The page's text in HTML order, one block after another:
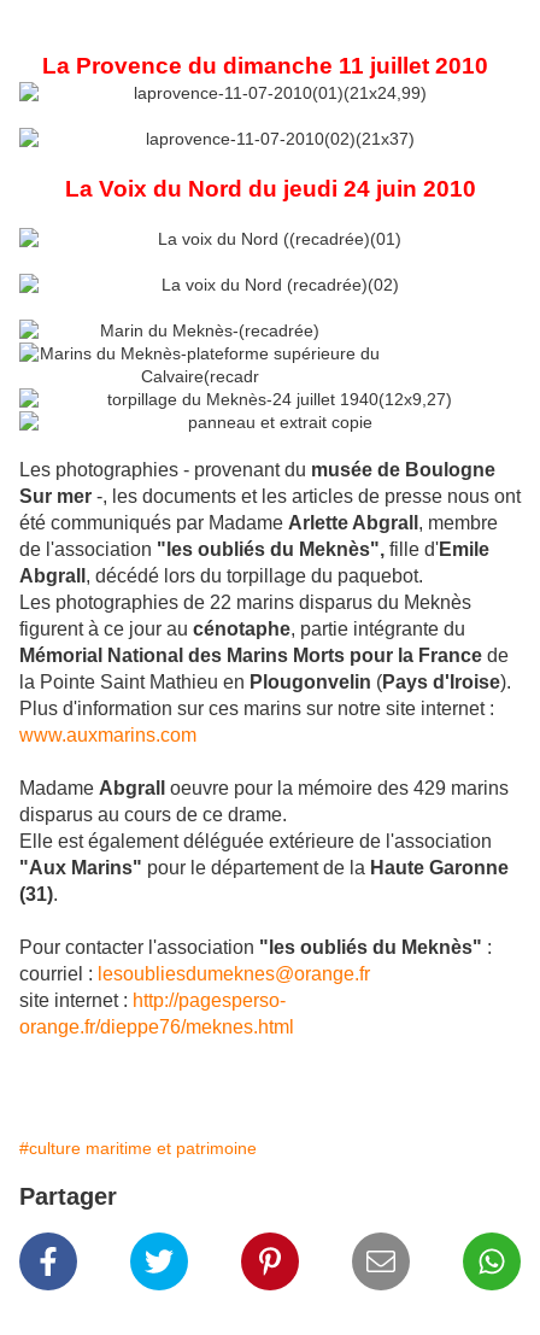
La Provence du dimanche 11 juillet 2010
La Voix du Nord du jeudi 24 juin 2010
Les photographies - provenant du musée de Boulogne
Sur mer -, les documents et les articles de presse nous ont
été communiqués par Madame Arlette Abgrall , membre
de l'association "les oubliés du Meknès", fille d'Emile
Abgrall , décédé lors du torpillage du paquebot.
Les photographies de 22 marins disparus du Meknès
figurent à ce jour au cénotaphe, partie intégrante du
Mémorial National des Marins Morts pour la France de
la Pointe Saint Mathieu en Plougonvelin (Pays d'Iroise).
Plus d'information sur ces marins sur notre site internet :
www.auxmarins.com
Madame Abgrall
oeuvre pour la mémoire des 429 marins
disparus au cours de ce drame.
Elle est également déléguée extérieure de l'association
"Aux Marins" pour le département de la Haute Garonne
(31).
Pour contacter l'association "les oubliés du Meknès" :
courriel : lesoubliesdumeknes@orange.fr
site internet : http://pagesperso-
orange.fr/dieppe76/meknes.html
#culture maritime et patrimoine
Partager